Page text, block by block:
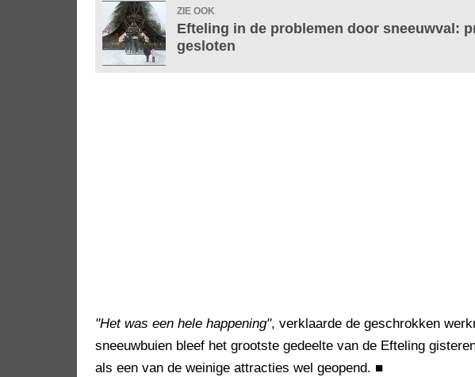
ZIE OOK
Efteling in de problemen door sneeuwval:
gesloten
"Het was een hele happening", verklaarde de geschrokken
sneeuwbuien bleef het grootste gedeelte van de Efteling
als een van de weinige attracties wel geopend. ■